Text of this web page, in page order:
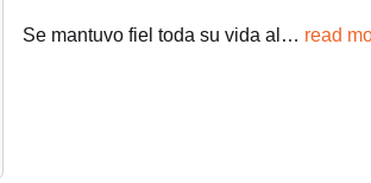
Se mantuvo fiel toda su vida al … read